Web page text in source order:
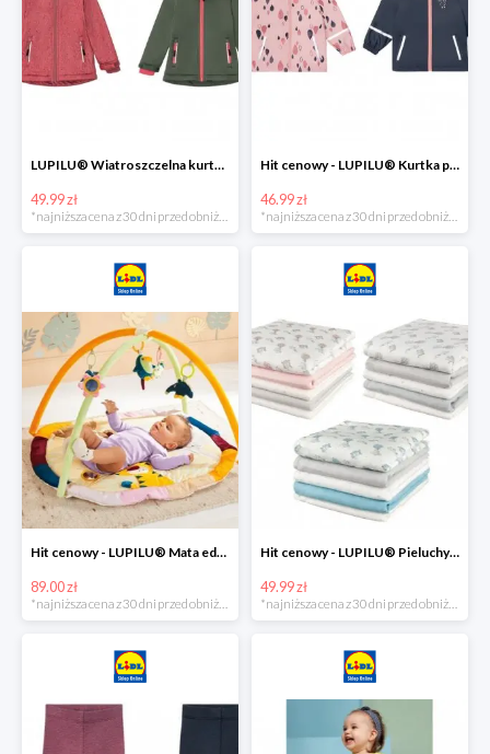
LUPILU® Wiatroszczelna kurtka dziecięca softshell, 1 sztuka
49.99 zł
Hit cenowy - LUPILU® Kurtka przeciwdeszczowa dziewczęca, 1 sztuka
46.99 zł
Hit cenowy - LUPILU® Mata edukacyjna dla niemowląt, 1 sztuka
89.00 zł
*najniższa cena z 30 dni przed obniżką
Hit cenowy - LUPILU® Pieluchy tetrowe 80x80 cm, z biobawełny, 5 sztuk
49.99 zł
*najniższa cena z 30 dni przed obniżką